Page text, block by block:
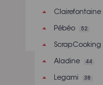
Collections
Clairefontaine
Pébéo 52
ScrapCooking
Aladine 44
Legami 38